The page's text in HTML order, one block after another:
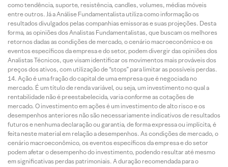
como tendência, suporte, resistência, candles, volumes, médias móveis
entre outros. Já a Análise Fundamentalista utiliza como informação os
resultados divulgados pelas companhias emissoras e suas projeções. Desta
forma, as opiniões dos Analistas Fundamentalistas, que buscam os melhores
retornos dadas as condições de mercado, o cenário macroeconômico e os
eventos específicos da empresa e do setor, podem divergir das opiniões dos
Analistas Técnicos, que visam identificar os movimentos mais prováveis dos
preços dos ativos, com utilização de “stops” para limitar as possíveis perdas.
Ação é uma fração do capital de uma empresa que é negociada no
mercado. É um título de renda variável, ou seja, um investimento no qual a
rentabilidade não é preestabelecida, varia conforme as cotações de
mercado. O investimento em ações é um investimento de alto risco e os
desempenhos anteriores não são necessariamente indicativos de resultados
futuros e nenhuma declaração ou garantia, de forma expressa ou implícita, é
feita neste material em relação a desempenhos. As condições de mercado, o
cenário macroeconômico, os eventos específicos da empresa e do setor
podem afetar o desempenho do investimento, podendo resultar até mesmo
em significativas perdas patrimoniais. A duração recomendada para o